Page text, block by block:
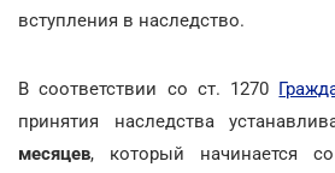
вступления в наследство.
В соответствии со ст. 1270
принятия наследства
месяцев, который начинается